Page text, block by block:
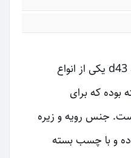
صندل دخترانه مدل بی تا کد d43 یکی از انواع
بوده که برای
جنس رویه و زیره
و با چسب بسته